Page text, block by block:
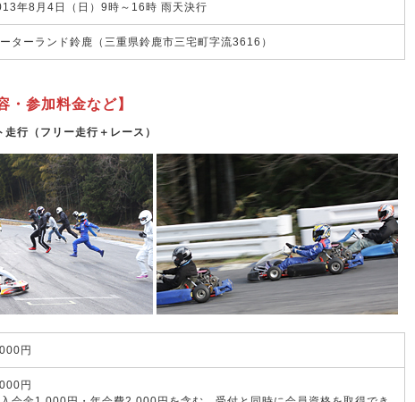
年8月4日（日）9時～16時 雨天決行
ターランド鈴鹿（三重県鈴鹿市三宅町字流3616）
・参加料金など】
行（フリー走行＋レース）
円
円